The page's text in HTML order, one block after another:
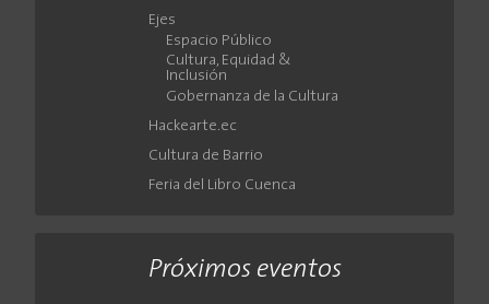
Ejes
Espacio Público
Cultura, Equidad &
Inclusión
Gobernanza de la Cultura
Hackearte.ec
Cultura de Barrio
Feria del Libro Cuenca
Próximos eventos